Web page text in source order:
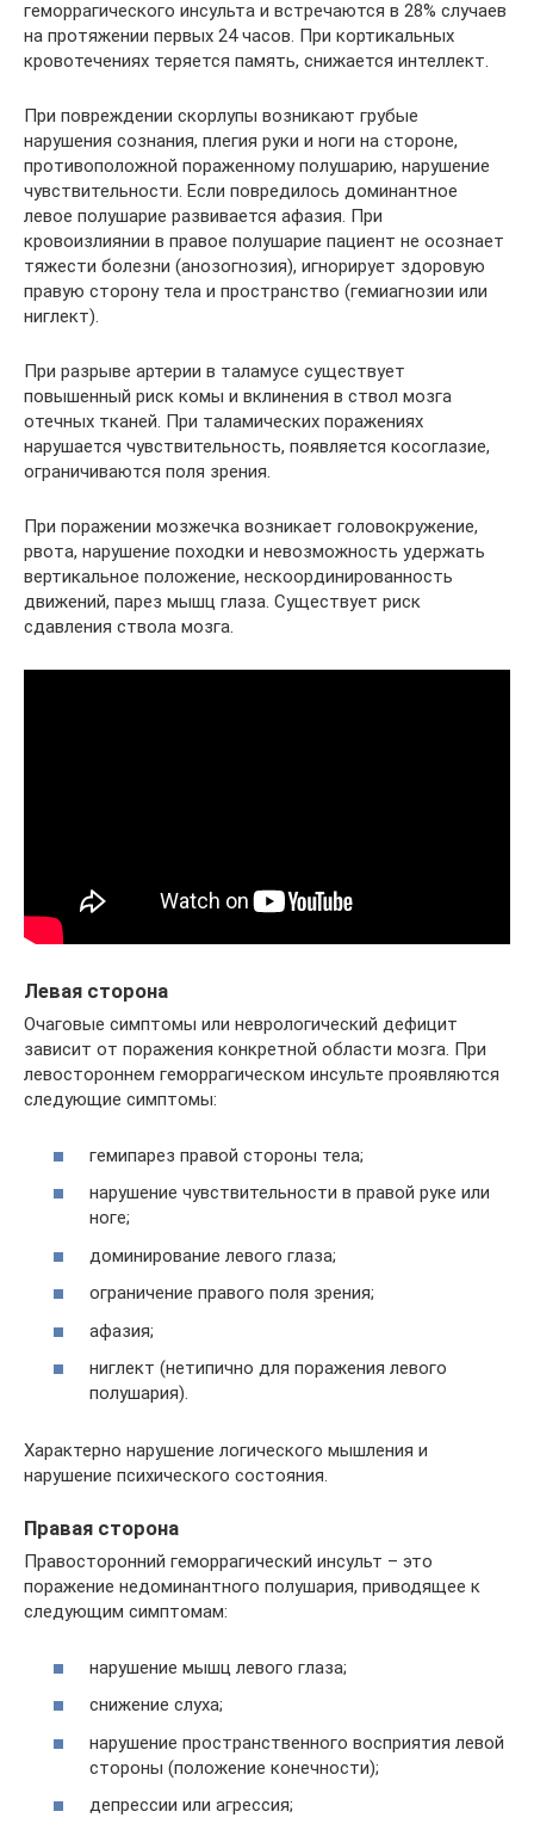
геморрагического инсульта и встречаются в 28% случаев
на протяжении первых 24 часов. При кортикальных
кровотечениях теряется память, снижается интеллект.
При повреждении скорлупы возникают грубые
нарушения сознания, плегия руки и ноги на стороне,
противоположной пораженному полушарию, нарушение
чувствительности. Если повредилось доминантное
левое полушарие развивается афазия. При
кровоизлиянии в правое полушарие пациент не осознает
тяжести болезни (анозогнозия), игнорирует здоровую
правую сторону тела и пространство (гемиагнозии или
ниглект).
При разрыве артерии в таламусе существует
повышенный риск комы и вклинения в ствол мозга
отечных тканей. При таламических поражениях
нарушается чувствительность, появляется косоглазие,
ограничиваются поля зрения.
При поражении мозжечка возникает головокружение,
рвота, нарушение походки и невозможность удержать
вертикальное положение, нескоординированность
движений, парез мышц глаза. Существует риск
сдавления ствола мозга.
Левая сторона
Очаговые симптомы или неврологический дефицит
зависит от поражения конкретной области мозга. При
левостороннем геморрагическом инсульте проявляются
следующие симптомы:
гемипарез правой стороны тела;
нарушение чувствительности в правой руке или
ноге;
доминирование левого глаза;
ограничение правого поля зрения;
афазия;
ниглект (нетипично для поражения левого
полушария).
Характерно нарушение логического мышления и
нарушение психического состояния.
Правая сторона
Правосторонний геморрагический инсульт – это
поражение недоминантного полушария, приводящее к
следующим симптомам:
нарушение мышц левого глаза;
снижение слуха;
нарушение пространственного восприятия левой
стороны (положение конечности);
депрессии или агрессия;